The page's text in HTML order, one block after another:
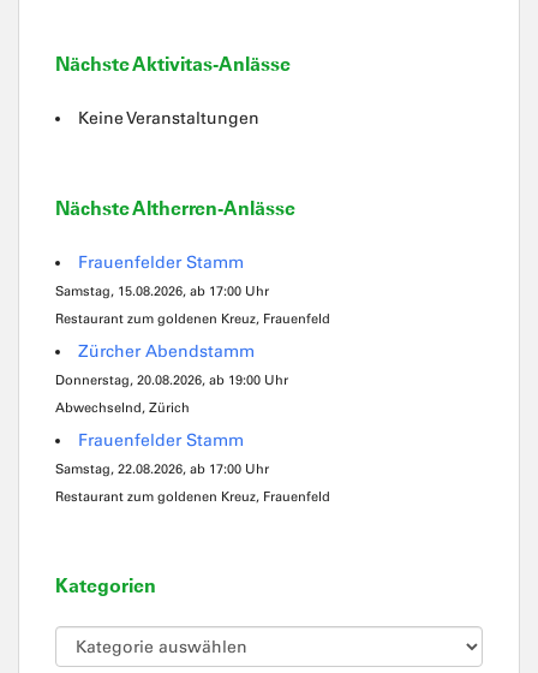
Nächste Aktivitas-Anlässe
Keine Veranstaltungen
Nächste Altherren-Anlässe
Frauenfelder Stamm
Samstag, 15.08.2026, ab 17:00 Uhr
Restaurant zum goldenen Kreuz, Frauenfeld
Zürcher Abendstamm
Donnerstag, 20.08.2026, ab 19:00 Uhr
Abwechselnd, Zürich
Frauenfelder Stamm
Samstag, 22.08.2026, ab 17:00 Uhr
Restaurant zum goldenen Kreuz, Frauenfeld
Kategorien
Kategorien